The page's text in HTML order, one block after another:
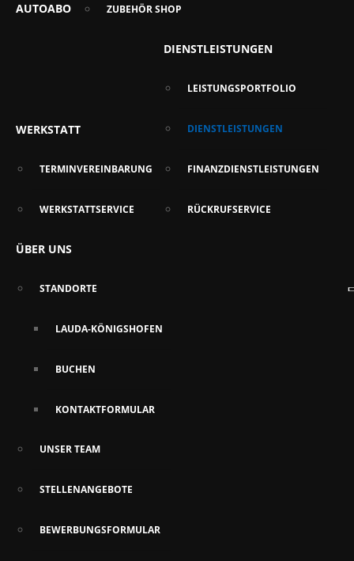
AUTOABO ZUBEHÖR SHOP
WERKSTATT
TERMINVEREINBARUNG
WERKSTATTSERVICE
DIENSTLEISTUNGEN
LEISTUNGSPORTFOLIO
DIENSTLEISTUNGEN
FINANZDIENSTLEISTUNGEN
RÜCKRUFSERVICE
ÜBER UNS
STANDORTE
LAUDA-KÖNIGSHOFEN
BUCHEN
KONTAKTFORMULAR
UNSER TEAM
STELLENANGEBOTE
BEWERBUNGSFORMULAR